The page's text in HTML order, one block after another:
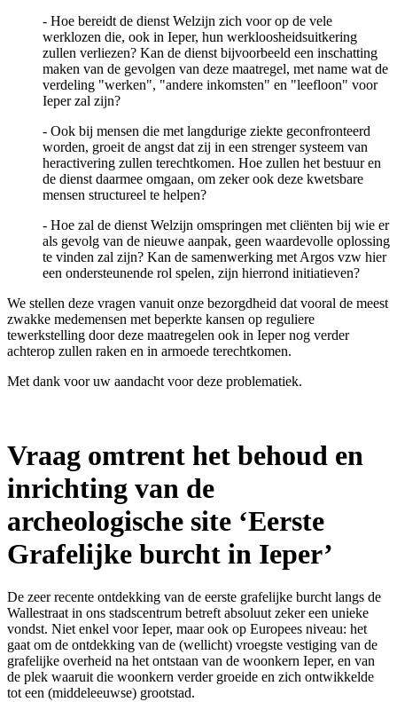
- Hoe bereidt de dienst Welzijn zich voor op de vele
werklozen die, ook in Ieper, hun werkloosheidsuitkering
zullen verliezen? Kan de dienst bijvoorbeeld een inschatting
maken van de gevolgen van deze maatregel, met name wat de
verdeling "werken", "andere inkomsten" en "leefloon" voor
Ieper zal zijn?
- Ook bij mensen die met langdurige ziekte geconfronteerd
worden, groeit de angst dat zij in een strenger systeem van
heractivering zullen terechtkomen. Hoe zullen het bestuur en
de dienst daarmee omgaan, om zeker ook deze kwetsbare
mensen structureel te helpen?
- Hoe zal de dienst Welzijn omspringen met cliënten bij wie er
als gevolg van de nieuwe aanpak, geen waardevolle oplossing
te vinden zal zijn? Kan de samenwerking met Argos vzw hier
een ondersteunende rol spelen, zijn hierrond initiatieven?
We stellen deze vragen vanuit onze bezorgdheid dat vooral de meest
zwakke medemensen met beperkte kansen op reguliere
tewerkstelling door deze maatregelen ook in Ieper nog verder
achterop zullen raken en in armoede terechtkomen.
Met dank voor uw aandacht voor deze problematiek.
Vraag omtrent het behoud en
inrichting van de
archeologische site ‘Eerste
Grafelijke burcht in Ieper’
De zeer recente ontdekking van de eerste grafelijke burcht langs de
Wallestraat in ons stadscentrum betreft absoluut zeker een unieke
vondst. Niet enkel voor Ieper, maar ook op Europees niveau: het
gaat om de ontdekking van de (wellicht) vroegste vestiging van de
grafelijke overheid na het ontstaan van de woonkern Ieper, en van
de plek waaruit die woonkern verder groeide en zich ontwikkelde
tot een (middeleeuwse) grootstad.